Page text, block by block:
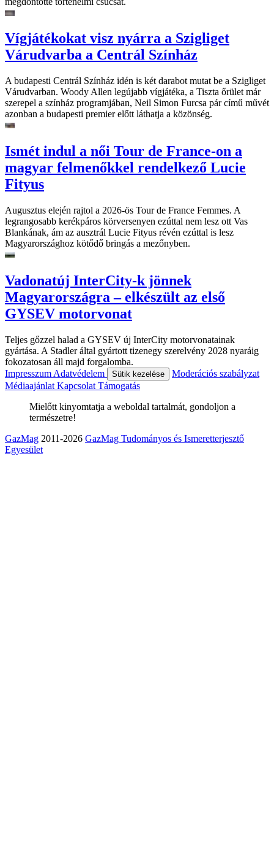
Vígjátékokat visz nyárra a Szigliget
Várudvarba a Centrál Színház
A budapesti Centrál Színház idén is két darabot mutat be a Szigliget
Várudvarban. Woody Allen legújabb vígjátéka, a Tiszta őrület már
szerepel a színház programjában, Neil Simon Furcsa pár című művét
azonban a budapesti premier előtt láthatja a közönség.
Ismét indul a női Tour de France-on a
magyar felmenőkkel rendelkező Lucie
Fityus
Augusztus elején rajtol a 2026-ös Tour de France Femmes. A
legrangosabb kerékpáros körversenyen ezúttal nem lesz ott Vas
Blankának, ám az ausztrál Lucie Fityus révén ezúttal is lesz
Magyarországhoz kötődő bringás a mezőnyben.
Vadonatúj InterCity-k jönnek
Magyarországra – elkészült az első
GYSEV motorvonat
Teljes gőzzel halad a GYSEV új InterCity motorvonatainak
gyártása. A Stadler által gyártott tizenegy szerelvény 2028 nyaráig
fokozatosan áll majd forgalomba.
Impresszum Adatvédelem Sütik kezelése
Moderációs szabályzat
Médiaajánlat Kapcsolat Támogatás
Mielőtt kinyomtatja a weboldal tartalmát, gondoljon a
természetre!
GazMag 2011-2026 GazMag Tudományos és Ismeretterjesztő
Egyesület